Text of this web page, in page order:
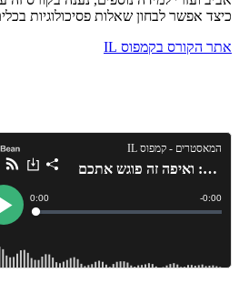
כיצד אפשר לבחון שאלות פסיכולוגיות
אתר הקורס בקמפוס IL